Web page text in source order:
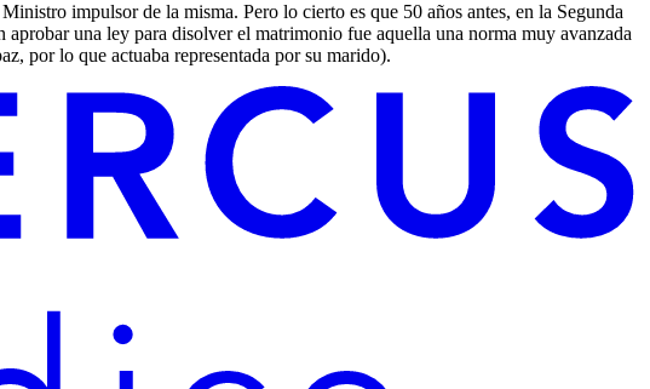
impulsor de la misma. Pero lo cierto es que 50 años antes, en la Segunda
una ley para disolver el matrimonio fue aquella una norma muy avanzada
por lo que actuaba representada por su marido).